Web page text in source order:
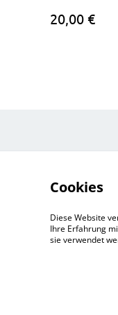
20,00 €
Cookies
Diese Website
Ihre Erfahrung
sie verwendet